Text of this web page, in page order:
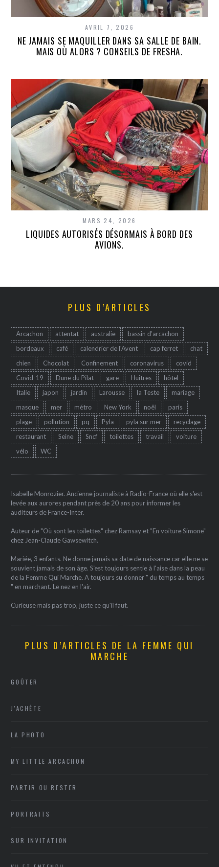
AVRIL 7, 2026
NE JAMAIS SE MAQUILLER DANS SA SALLE DE BAIN.
MAIS OÙ ALORS ? CONSEILS DE FRESHA.
MARS 24, 2026
LIQUIDES AUTORISÉS DÉSORMAIS À BORD DES
AVIONS.
PLUS D’ARTICLES
Arcachon attentat australie
bassin d'arcachon
bordeaux
café calendrier de l'Avent cap ferret
chat
chien
Chocolat Confinement coronavirus
covid
Covid-19
Dune du Pilat gare Huîtres
hôtel
Italie
japon jardin Larousse la Teste
mariage
masque
mer métro New York noêl
paris
plage
pollution pq Pyla pyla sur mer
recyclage
restaurant
Seine Sncf toilettes travail
voiture
vélo
WC
Isabelle Monrozier. Ancienne journaliste à Radio-France où elle s'est
levée aux aurores pendant près de 20 ans pour informer les
auditeurs de France-Inter.
Auteur de "Où sont les toilettes" chez Ramsay et "En voiture Simone"
chez Jean-Claude Gawsewitch.
Mariée, 3 enfants. Ne donne jamais sa date de naissance car elle ne se
souvient jamais de son âge. S'est toujours sentie à l'aise dans la peau
de la Femme Qui Marche. A toujours su donner " du temps au temps
" en marchant. Le nez en l'air.
Curieuse mais pas trop, juste ce qu'il faut.
PLUS D’ARTICLES DE LA FEMME QUI
MARCHE
GOÛTER
J'ACHÈTE
LA PHOTO
MY LITTLE ARCACHON
PARTIR OU RESTER
PORTRAITS
SUR INVITATION